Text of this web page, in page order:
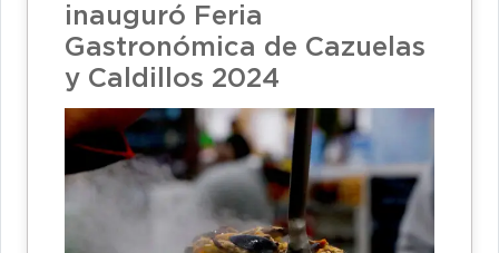
inauguró Feria
Gastronómica de Cazuelas
y Caldillos 2024